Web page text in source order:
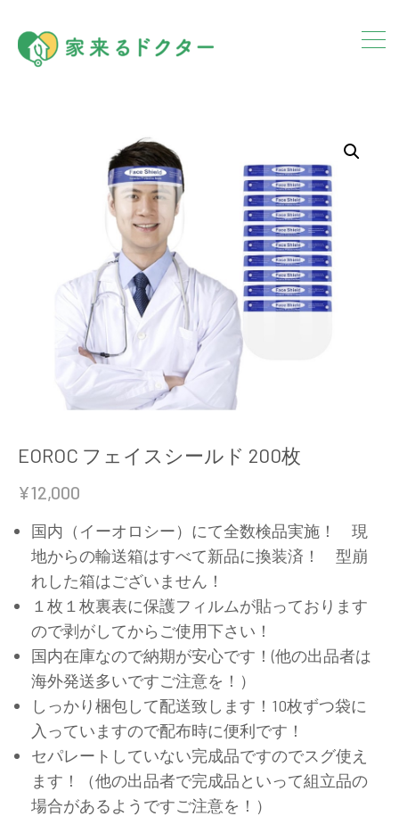
EOROC フェイスシールド 200枚
¥12,000
国内（イーオロシー）にて全数検品実施！ 現
地からの輸送箱はすべて新品に換装済！ 型崩
れした箱はございません！
１枚１枚裏表に保護フィルムが貼っております
ので剥がしてからご使用下さい！
国内在庫なので納期が安心です！(他の出品者は
海外発送多いですご注意を！）
しっかり梱包して配送致します！10枚ずつ袋に
入っていますので配布時に便利です！
セパレートしていない完成品ですのでスグ使え
ます！（他の出品者で完成品といって組立品の
場合があるようですご注意を！）